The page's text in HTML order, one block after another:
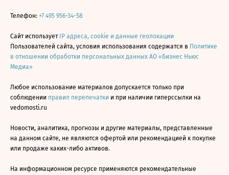
Телефон: +7 495 956-34-58
Сайт использует IP адреса, cookie и данные геолокации
Пользователей сайта, условия использования содержатся в Политике
в отношении обработки персональных данных АО «Бизнес Ньюс
Медиа»
Любое использование материалов допускается только при
соблюдении правил перепечатки и при наличии гиперссылки на
vedomosti.ru
Новости, аналитика, прогнозы и другие материалы, представленные
на данном сайте, не являются офертой или рекомендацией к покупке
или продаже каких-либо активов.
На информационном ресурсе применяются рекомендательные